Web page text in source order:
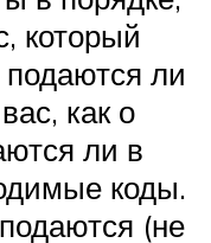
который
ли
как о
ли в
коды.
(не